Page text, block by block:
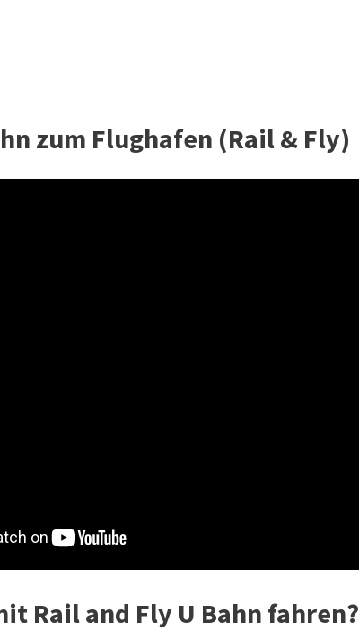
zum Flughafen (Rail & Fly)
Rail and Fly U Bahn fahren?